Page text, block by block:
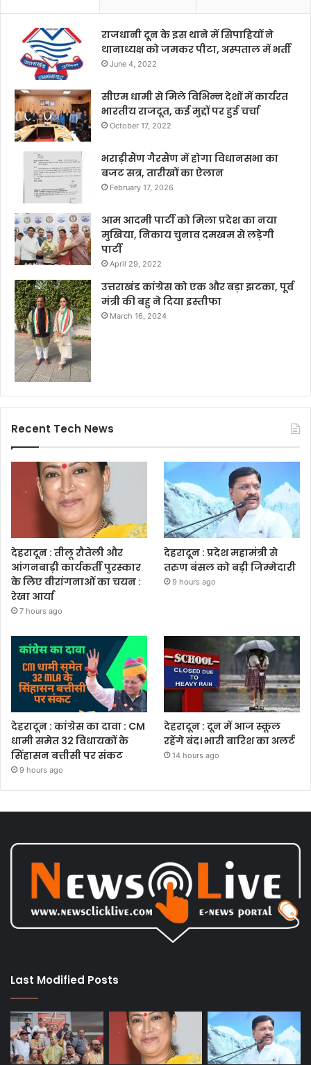
राजधानी दून के इस थाने में सिपाहियों ने
थानाध्यक्ष को जमकर पीटा, अस्पताल में भर्ती
June 4, 2022
सीएम धामी से मिले विभिन्न देशों में कार्यरत
भारतीय राजदूत, कई मुद्दों पर हुई चर्चा
October 17, 2022
भराड़ीसैंण गैरसैंण में होगा विधानसभा का
बजट सत्र, तारीखों का ऐलान
February 17, 2026
आम आदमी पार्टी को मिला प्रदेश का नया
मुखिया, निकाय चुनाव दमखम से लड़ेगी
पार्टी
April 29, 2022
उत्तराखंड कांग्रेस को एक और बड़ा झटका, पूर्व
मंत्री की बहु ने दिया इस्तीफा
March 16, 2024
Recent Tech News
देहरादून : तीलू रौतेली और
आंगनबाड़ी कार्यकर्ती पुरस्कार
के लिए वीरांगनाओं का चयन :
रेखा आर्या
7 hours ago
देहरादून : प्रदेश महामंत्री से
तरुण बंसल को बड़ी जिम्मेदारी
9 hours ago
देहरादून : कांग्रेस का दावा : CM
धामी समेत 32 विधायकों के
सिंहासन बत्तीसी पर संकट
9 hours ago
देहरादून : दून में आज स्कूल
रहेंगे बंद। भारी बारिश का अलर्ट
14 hours ago
Last Modified Posts